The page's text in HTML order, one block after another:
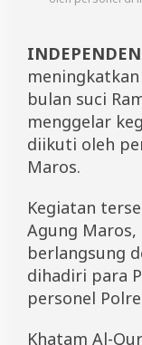
bulan suci
menggelar
diikuti oleh
Maros.
Kegiatan
Agung Maros,
berlangsung
dihadiri para
personel
Khatam Al-